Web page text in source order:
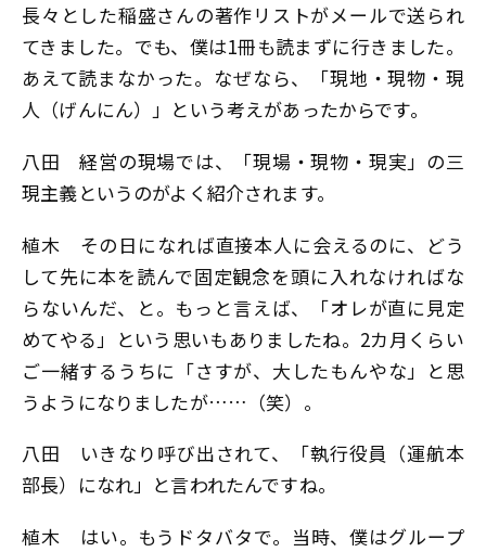
長々とした稲盛さんの著作リストがメールで送られ
てきました。でも、僕は1冊も読まずに行きました。
あえて読まなかった。なぜなら、「現地・現物・現
人（げんにん）」という考えがあったからです。
八田 経営の現場では、「現場・現物・現実」の三
現主義というのがよく紹介されます。
植木 その日になれば直接本人に会えるのに、どう
して先に本を読んで固定観念を頭に入れなければな
らないんだ、と。もっと言えば、「オレが直に見定
めてやる」という思いもありましたね。2カ月くらい
ご一緒するうちに「さすが、大したもんやな」と思
うようになりましたが……（笑）。
八田 いきなり呼び出されて、「執行役員（運航本
部長）になれ」と言われたんですね。
植木 はい。もうドタバタで。当時、僕はグループ